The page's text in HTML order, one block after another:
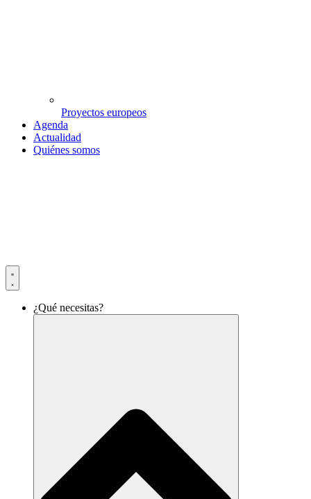
Proyectos europeos
Agenda
Actualidad
Quiénes somos
¿Qué necesitas?